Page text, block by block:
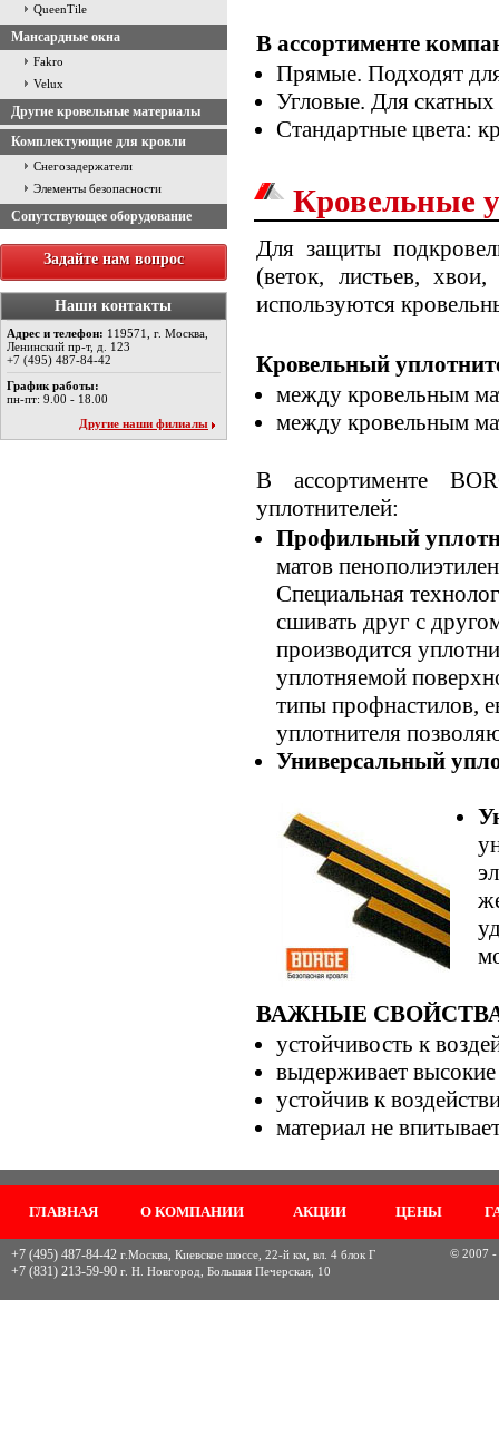
QueenTile
Мансардные окна
Fakro
Velux
Другие кровельные материалы
Комплектующие для кровли
Снегозадержатели
Элементы безопасности
Сопутствующее оборудование
Задайте нам вопрос
Наши контакты
Адрес и телефон: 119571, г. Москва,
Ленинский пр-т, д. 123
+7 (495) 487-84-42
График работы:
пн-пт: 9.00 - 18.00
Другие наши филиалы
В ассортименте
Прямые. Подходят
Угловые. Для скатных
Стандартные цвета:
Кровельные
Для защиты
(веток, листьев,
используются
Кровельный
между кровельным
между кровельным
В ассортименте
уплотнителей:
Профильный
матов
Специальная
сшивать друг с
производится
уплотняемой
типы профнастилов,
уплотнителя
Универсальный
ВАЖНЫЕ
устойчивость к
выдерживает
устойчив к
материал не
ГЛАВНАЯ О КОМПАНИИ АКЦИИ ЦЕНЫ
+7 (495) 487-84-42 г.Москва, Киевское шоссе, 22-й км, вл. 4 блок Г
+7 (831) 213-59-90 г. Н. Новгород, Большая Печерская, 10
© 2007